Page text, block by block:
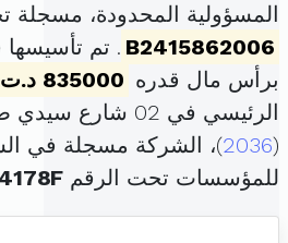
المسؤولية المحدودة، مسجلة
B2415862006
برأس مال قدره 835000 د.ت
(
2036)، الشركة مسجلة في
للمؤسسات تحت الرقم